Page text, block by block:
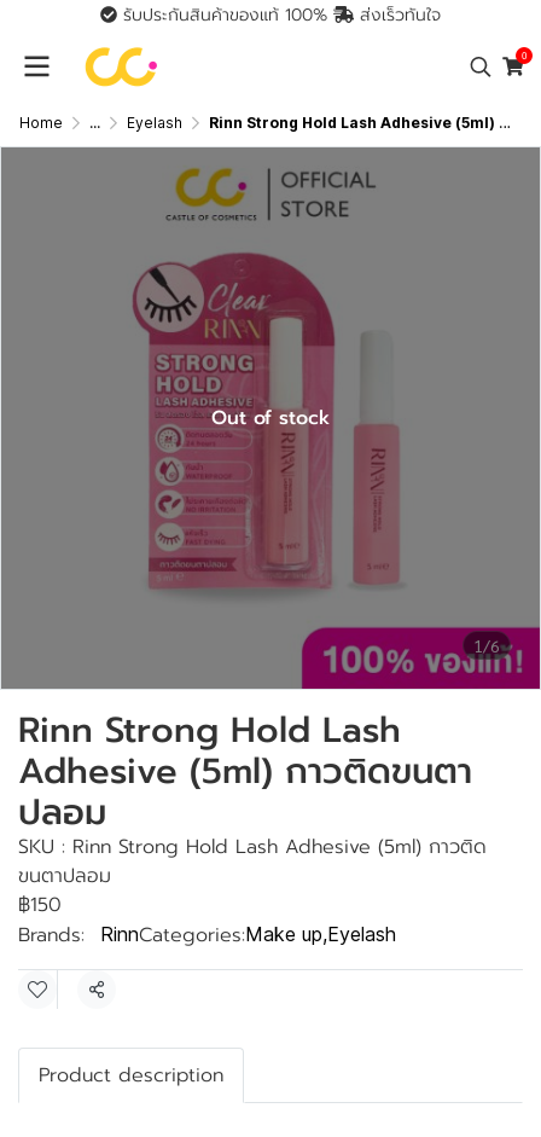
รับประกันสินค้าของแท้ 100% ส่งเร็วทันใจ
0
Home ... Eyelash Rinn Strong Hold Lash Adhesive (5ml) กาวติดขนตาปลอม
1/6
Out of stock
Rinn Strong Hold Lash
Adhesive (5ml) กาวติดขนตา
ปลอม
SKU : Rinn Strong Hold Lash Adhesive (5ml) กาวติด
ขนตาปลอม
฿150
Brands:
RinnCategories:Make up,Eyelash
Share
Product description